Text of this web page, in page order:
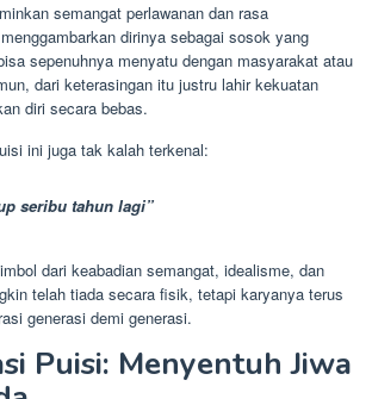
semangat perlawanan dan rasa
dirinya sebagai sosok yang
sepenuhnya menyatu dengan masyarakat atau
dari keterasingan itu justru lahir kekuatan
diri secara bebas.
ini juga tak kalah terkenal:
seribu tahun lagi”
dari keabadian semangat, idealisme, dan
telah tiada secara fisik, tetapi karyanya terus
generasi demi generasi.
Puisi: Menyentuh Jiwa